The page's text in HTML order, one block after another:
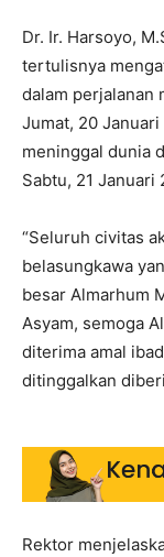
Dr. Ir. Harsoyo,
tertulisnya
dalam perjalanan
Jumat, 20 Januari
meninggal dunia
Sabtu, 21 Januari
“Seluruh civitas
belasungkawa
besar Almarhum
Asyam, semoga
diterima amal
ditinggalkan
Rektor